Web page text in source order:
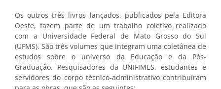
Os outros três livros lançados, publicados pela Editora
Oeste, fazem parte de um trabalho coletivo realizado
com a Universidade Federal de Mato Grosso do Sul
(UFMS). São três volumes que integram uma coletânea de
estudos sobre o universo da Educação e da Pós-
Graduação. Pesquisadores da UNIFIMES, estudantes e
servidores do corpo técnico-administrativo contribuíram